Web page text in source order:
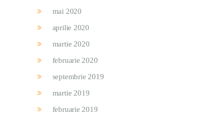
mai 2020
aprilie 2020
martie 2020
februarie 2020
septembrie 2019
martie 2019
februarie 2019